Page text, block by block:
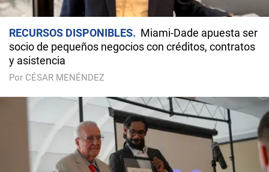
RECURSOS DISPONIBLES
Miami-Dade apuesta ser
socio de pequeños negocios con créditos, contratos
y asistencia
Por CÉSAR MENÉNDEZ